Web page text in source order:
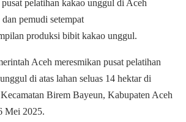
pelatihan kakao unggul di Aceh
pemudi setempat
produksi bibit kakao unggul.
Aceh meresmikan pusat pelatihan
di atas lahan seluas 14 hektar di
Birem Bayeun, Kabupaten Aceh
Mei 2025.